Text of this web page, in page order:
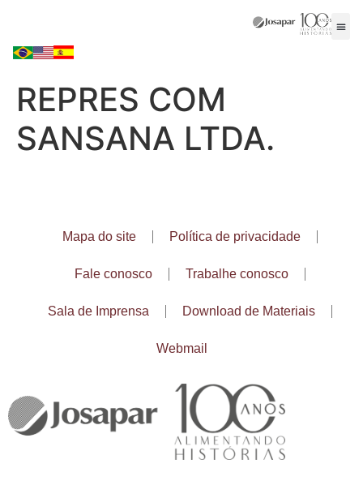
REPRES COM
SANSANA LTDA.
Mapa do site Política de privacidade
Fale conosco Trabalhe conosco
Sala de Imprensa Download de Materiais
Webmail